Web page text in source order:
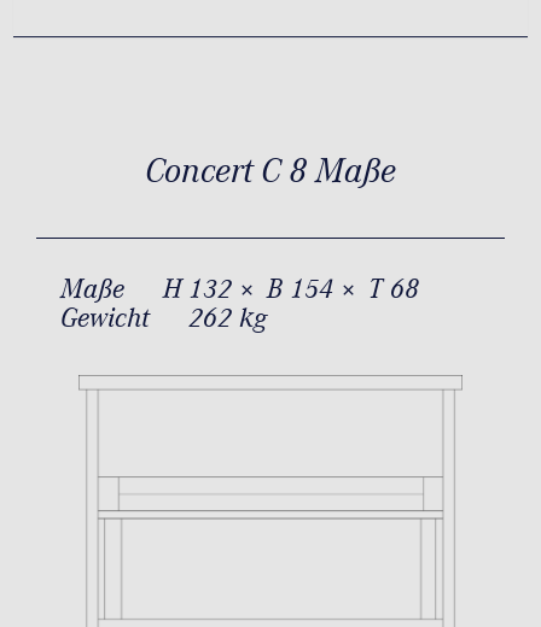
Concert C 8 Maße
Maße
H 132 × B 154 × T 68
Gewicht
262 kg